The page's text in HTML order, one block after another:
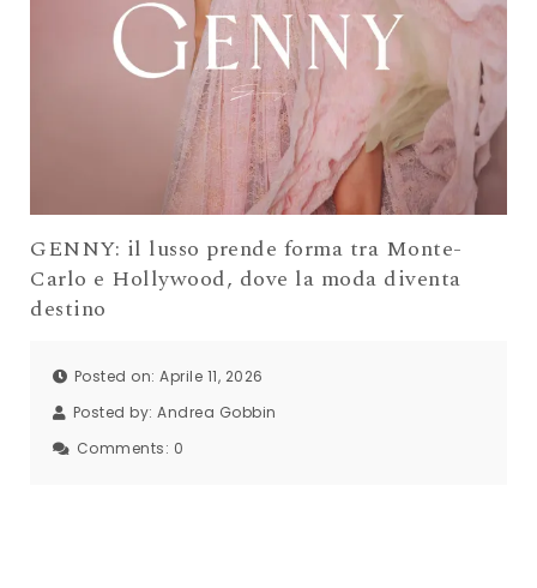
GENNY: il lusso prende forma tra Monte-
Carlo e Hollywood, dove la moda diventa
destino
Posted on: Aprile 11, 2026
Posted by: Andrea Gobbin
Comments: 0